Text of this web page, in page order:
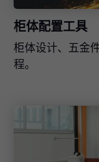
柜体配置工具
柜体设计、五金
程。